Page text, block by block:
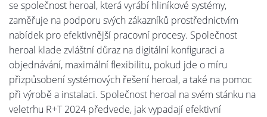
se společnost heroal, která vyrábí hliníkové systémy,
zaměřuje na podporu svých zákazníků prostřednictvím
nabídek pro efektivnější pracovní procesy. Společnost
heroal klade zvláštní důraz na digitální konfiguraci a
objednávání, maximální flexibilitu, pokud jde o míru
přizpůsobení systémových řešení heroal, a také na pomoc
při výrobě a instalaci. Společnost heroal na svém stánku na
veletrhu R+T 2024 předvede, jak vypadají efektivní